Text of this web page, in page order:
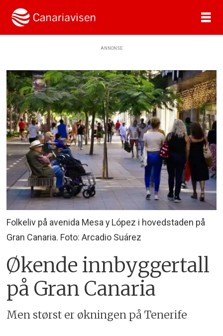
ANNONSE
Folkeliv på avenida Mesa y López i hovedstaden på
Gran Canaria. Foto: Arcadio Suárez
Økende innbyggertall
på Gran Canaria
Men størst er økningen på Tenerife